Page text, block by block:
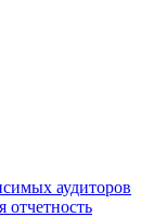
аудиторов
отчетность